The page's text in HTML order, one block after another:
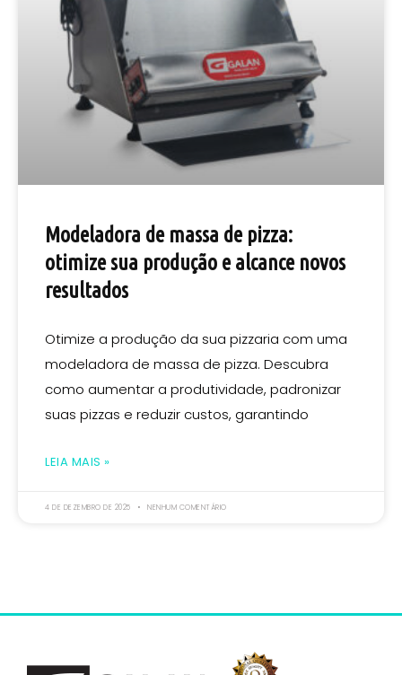
Modeladora de massa de pizza:
otimize sua produção e alcance novos
resultados
Otimize a produção da sua pizzaria com uma
modeladora de massa de pizza. Descubra
como aumentar a produtividade, padronizar
suas pizzas e reduzir custos, garantindo
LEIA MAIS »
4 DE DEZEMBRO DE 2025 NENHUM COMENTÁRIO